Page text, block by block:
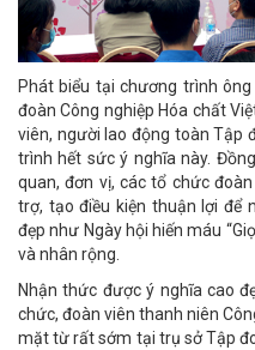
Phát biểu tại chương trình
đoàn Công nghiệp Hóa chất
viên, người lao động toàn Tập
trình hết sức ý nghĩa này.
quan, đơn vị, các tổ chức
trợ, tạo điều kiện thuận lợi để
đẹp như Ngày hội hiến máu
và nhân rộng.
Nhận thức được ý nghĩa cao
chức, đoàn viên thanh niên
mặt từ rất sớm tại trụ sở Tập